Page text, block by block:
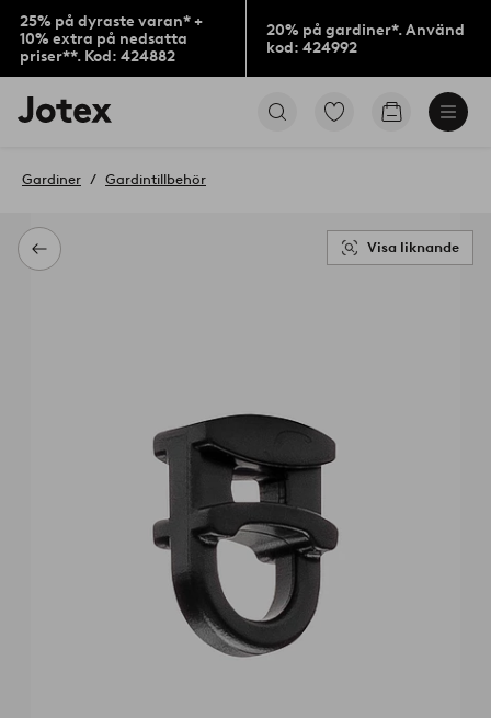
25% på dyraste varan* +
10% extra på nedsatta
priser**. Kod: 424882
20% på gardiner*. Använd
kod: 424992
Jotex
logotyp
till
Gå
Gå
Tillbaka
Gardiner Gardintillbehör
Visa liknande